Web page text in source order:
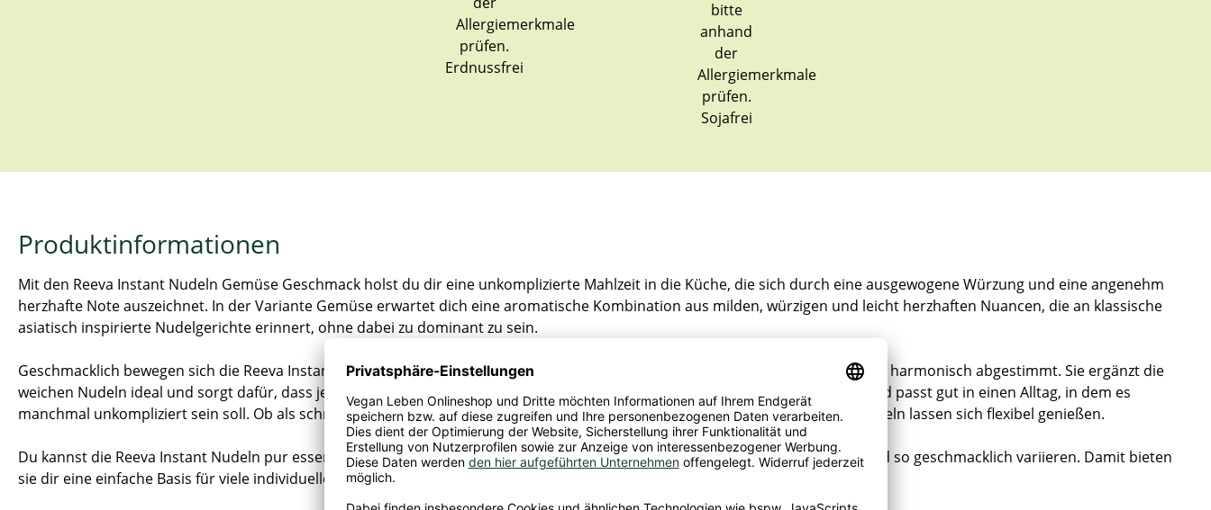
Erdnussfrei
Sojafrei
Produktinformationen
Mit den Reeva Instant Nudeln Gemüse Geschmack holst du dir eine unkomplizierte Mahlzeit in die Küche, die sich durch eine ausgewogene Würzung und eine angenehm
herzhafte Note auszeichnet. In der Variante Gemüse erwartet dich eine aromatische Kombination aus milden, würzigen und leicht herzhaften Nuancen, die an klassische
asiatisch inspirierte Nudelgerichte erinnert, ohne dabei zu dominant zu sein.
Geschmacklich bewegen sich die Reeva Instant Nudeln im ausgewogenen Bereich: Die Gemüsenote ist klar erkennbar, rund und harmonisch abgestimmt. Sie ergänzt die
weichen Nudeln ideal und sorgt dafür, dass jeder Löffel angenehm vollmundig schmeckt. Die Zubereitung ist schnell erledigt und passt gut in einen Alltag, in dem es
manchmal unkompliziert sein soll. Ob als schnelle Mahlzeit zu Hause, im Büro oder als warme Pause zwischendurch – diese Nudeln lassen sich flexibel genießen.
Du kannst die Reeva Instant Nudeln pur essen oder nach Belieben mit frischem Gemüse, Kräutern oder Gewürzen ergänzen und so geschmacklich variieren. Damit bieten
sie dir eine einfache Basis für viele individuelle Ideen und sorgen für Abwechslung im Vorratsschrank.